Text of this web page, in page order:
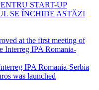
START-UP
SE ÎNCHIDE ASTĂZI
at the first meeting of
Interreg IPA Romania-
IPA Romania-Serbia
was launched